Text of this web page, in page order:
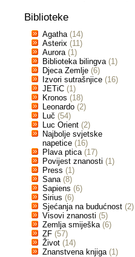
Biblioteke
Agatha (14)
Asterix (11)
Aurora (1)
Biblioteka bilingva (1)
Djeca Zemlje (6)
Izvori sutrašnjice (16)
JETiC (1)
Kronos (18)
Leonardo (2)
Luč (54)
Luc Orient (2)
Najbolje svjetske
napetice (16)
Plava ptica (17)
Povijest znanosti (1)
Press (1)
Sana (8)
Sapiens (6)
Sirius (6)
Sjećanja na budućnost (2)
Visovi znanosti (5)
Zemlja smiješka (6)
ZF (57)
Život (14)
Znanstvena knjiga (1)